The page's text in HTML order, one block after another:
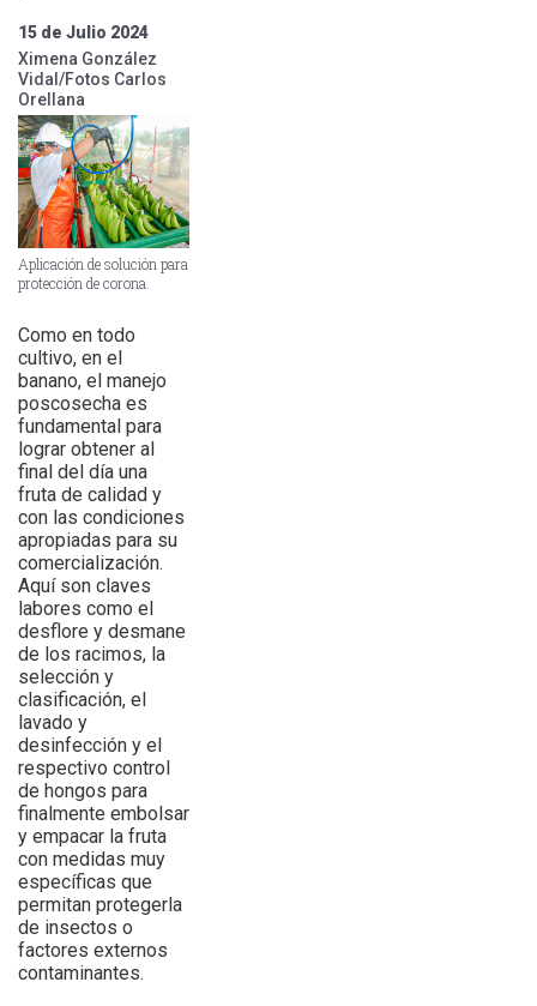
15 de Julio 2024
Ximena González
Vidal/Fotos Carlos
Orellana
Aplicación de solución para
protección de corona.
Como en todo
cultivo, en el
banano, el manejo
poscosecha es
fundamental para
lograr obtener al
final del día una
fruta de calidad y
con las condiciones
apropiadas para su
comercialización.
Aquí son claves
labores como el
desflore y desmane
de los racimos, la
selección y
clasificación, el
lavado y
desinfección y el
respectivo control
de hongos para
finalmente embolsar
y empacar la fruta
con medidas muy
específicas que
permitan protegerla
de insectos o
factores externos
contaminantes.